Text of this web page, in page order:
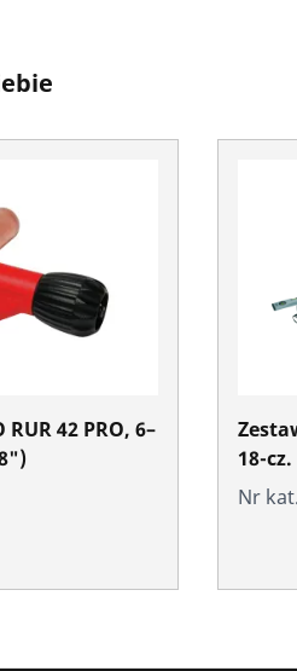
RUR 42 PRO, 6–
18-cz.
Nr